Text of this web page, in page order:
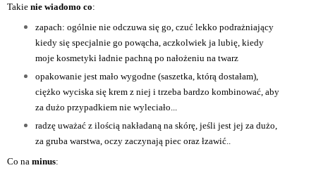
Takie nie wiadomo co:
zapach: ogólnie nie odczuwa się go, czuć lekko podrażniający
kiedy się specjalnie go powącha, aczkolwiek ja lubię, kiedy
moje kosmetyki ładnie pachną po nałożeniu na twarz
opakowanie jest mało wygodne (saszetka, którą dostałam),
ciężko wyciska się krem z niej i trzeba bardzo kombinować, aby
za dużo przypadkiem nie wyleciało...
radzę uważać z ilością nakładaną na skórę, jeśli jest jej za dużo,
za gruba warstwa, oczy zaczynają piec oraz łzawić..
Co na minus: